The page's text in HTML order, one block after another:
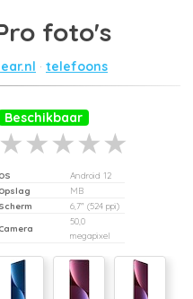
foto's
telefoons
Beschikbaar
OS
Android 12
Opslag
MB
Scherm
6,7" (524 ppi)
Camera
50,0
megapixel